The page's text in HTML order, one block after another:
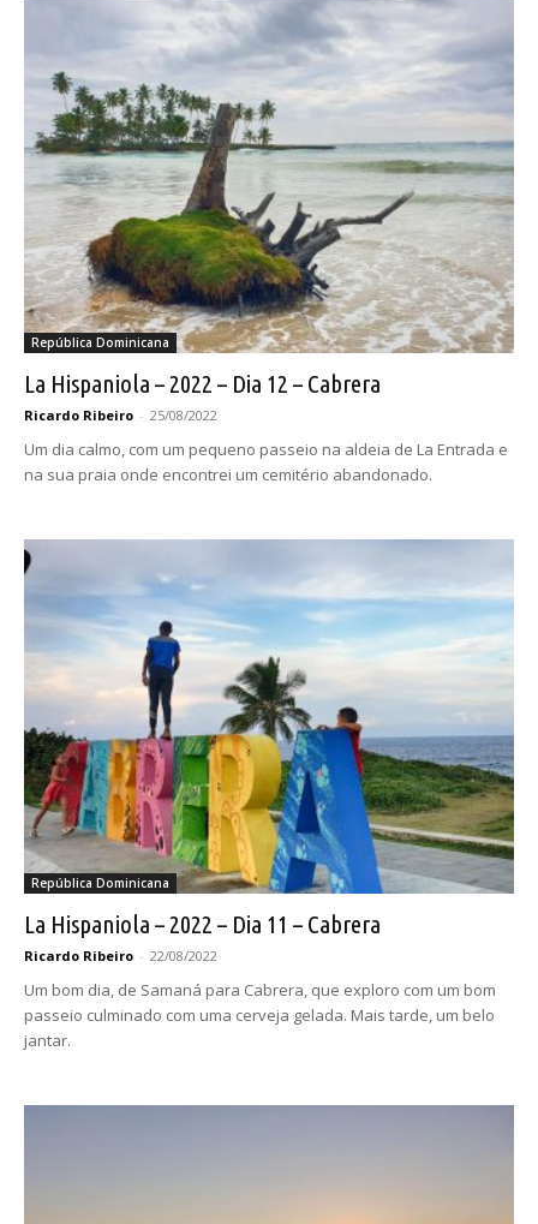
República Dominicana
La Hispaniola – 2022 – Dia 12 – Cabrera
Ricardo Ribeiro - 25/08/2022
Um dia calmo, com um pequeno passeio na aldeia de La Entrada e
na sua praia onde encontrei um cemitério abandonado.
República Dominicana
La Hispaniola – 2022 – Dia 11 – Cabrera
Ricardo Ribeiro - 22/08/2022
Um bom dia, de Samaná para Cabrera, que exploro com um bom
passeio culminado com uma cerveja gelada. Mais tarde, um belo
jantar.